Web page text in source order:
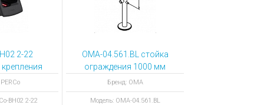
2-22
PERCo-
BH02 2-22
OMA-04.561.BL стойка
ограждения 1000 мм
ЭКОНОМ окрашеная
Бренд: ОМА
Модель: ОМА-04.561.BL